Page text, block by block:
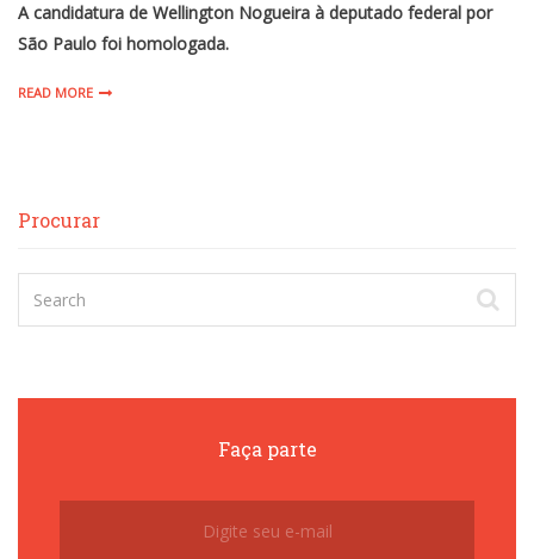
A candidatura de Wellington Nogueira à deputado federal por
São Paulo foi homologada.
READ MORE
Procurar
Faça parte